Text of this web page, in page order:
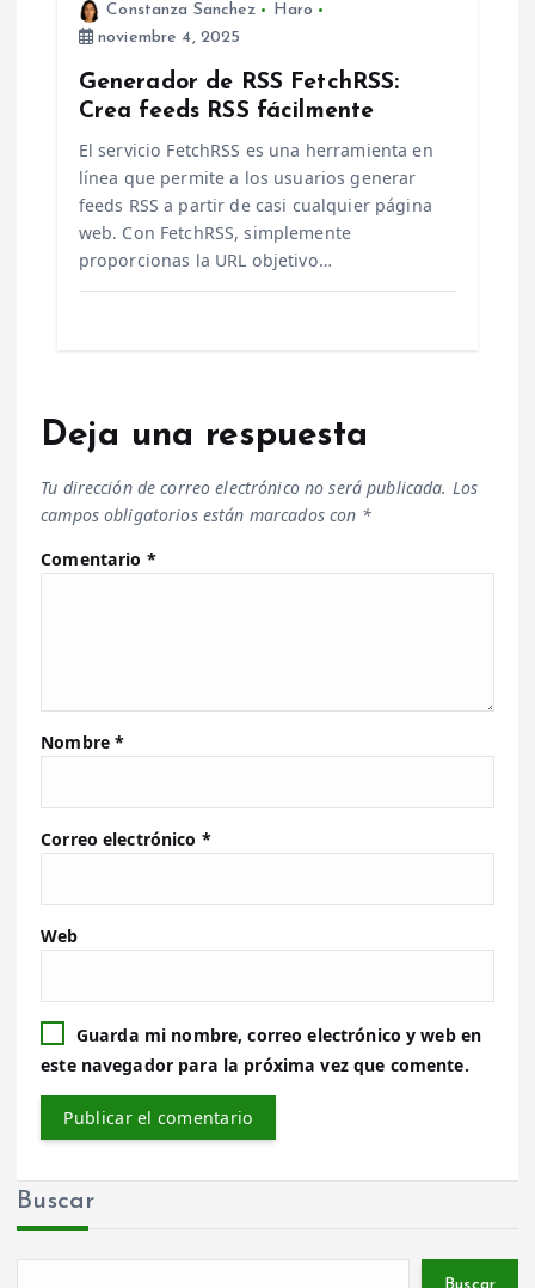
Constanza Sanchez
Haro
noviembre 4, 2025
Generador de RSS FetchRSS:
Crea feeds RSS fácilmente
El servicio FetchRSS es una herramienta en
línea que permite a los usuarios generar
feeds RSS a partir de casi cualquier página
web. Con FetchRSS, simplemente
proporcionas la URL objetivo…
Deja una respuesta
Tu dirección de correo electrónico no será publicada. Los
campos obligatorios están marcados con *
Comentario *
Nombre*
Correo electrónico *
Web
Guarda mi nombre, correo electrónico y web en
este navegador para la próxima vez que comente.
Buscar